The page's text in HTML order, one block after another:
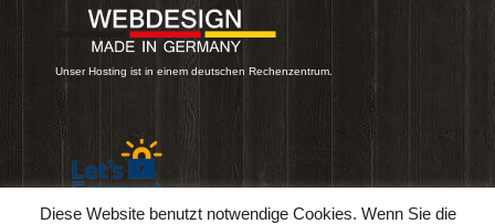
Unser Hosting ist in einem deutschen Rechenzentrum.
Diese Webseite nutzt eine sichere & verschlüsselte Übertragung.
Diese Website benutzt notwendige Cookies. Wenn Sie die